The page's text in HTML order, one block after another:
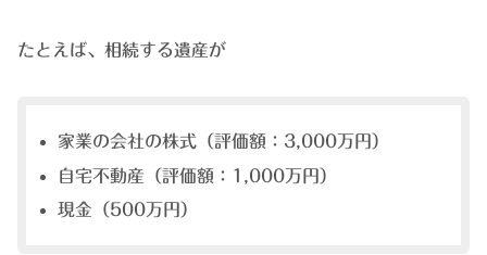
たとえば、相続する遺産が
家業の会社の株式（評価額：3,000万円）
自宅不動産（評価額：1,000万円）
現金（500万円）